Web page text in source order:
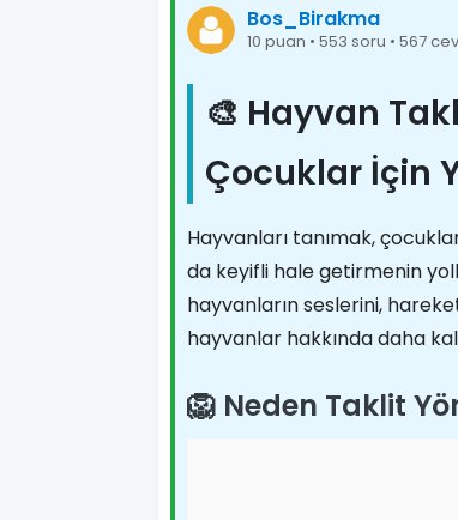
Bos_Birakma
10 puan • 553 soru • 567
🎨 Hayvan
Çocuklar İçin
Hayvanları tanımak,
da keyifli hale getirmenin
hayvanların seslerini,
hayvanlar hakkında daha
🦁 Neden Taklit